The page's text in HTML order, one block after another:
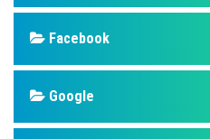
Facebook
Google